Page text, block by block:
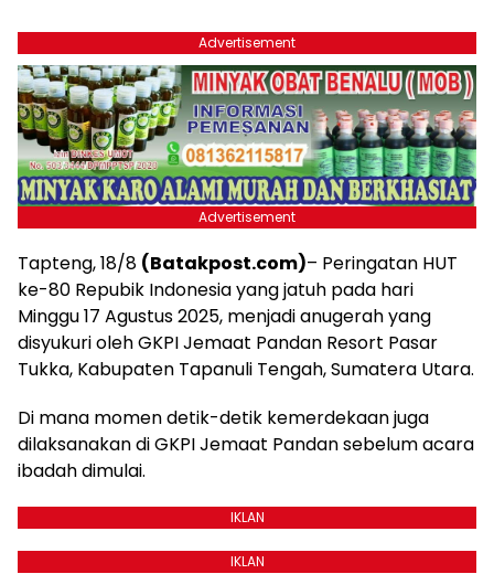
Advertisement
Advertisement
Tapteng, 18/8 (Batakpost.com)– Peringatan HUT
ke-80 Repubik Indonesia yang jatuh pada hari
Minggu 17 Agustus 2025, menjadi anugerah yang
disyukuri oleh GKPI Jemaat Pandan Resort Pasar
Tukka, Kabupaten Tapanuli Tengah, Sumatera Utara.
Di mana momen detik-detik kemerdekaan juga
dilaksanakan di GKPI Jemaat Pandan sebelum acara
ibadah dimulai.
IKLAN
IKLAN